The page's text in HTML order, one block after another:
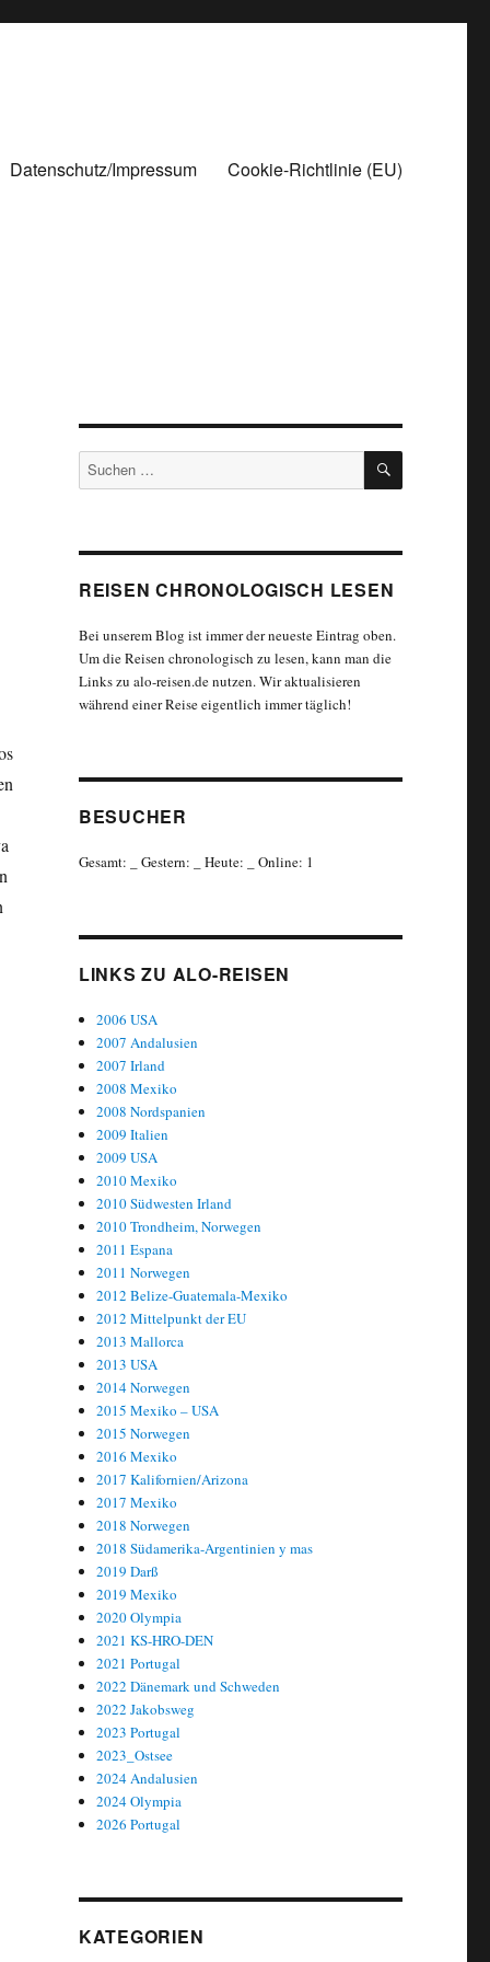
Datenschutz/Impressum Cookie-Richtlinie (EU)
Suchen
nach:
SUCHEN
REISEN CHRONOLOGISCH LESEN
Bei unserem Blog ist immer der neueste Eintrag oben.
Um die Reisen chronologisch zu lesen, kann man die
Links zu alo-reisen.de nutzen. Wir aktualisieren
während einer Reise eigentlich immer täglich!
BESUCHER
Gesamt: Gestern: Heute: Online: 1
LINKS ZU ALO-REISEN
2006 USA
2007 Andalusien
2007 Irland
2008 Mexiko
2008 Nordspanien
2009 Italien
2009 USA
2010 Mexiko
2010 Südwesten Irland
2010 Trondheim, Norwegen
2011 Espana
2011 Norwegen
2012 Belize-Guatemala-Mexiko
2012 Mittelpunkt der EU
2013 Mallorca
2013 USA
2014 Norwegen
2015 Mexiko – USA
2015 Norwegen
2016 Mexiko
2017 Kalifornien/Arizona
2017 Mexiko
2018 Norwegen
2018 Südamerika-Argentinien y mas
2019 Darß
2019 Mexiko
2020 Olympia
2021 KS-HRO-DEN
2021 Portugal
2022 Dänemark und Schweden
2022 Jakobsweg
2023 Portugal
2023_Ostsee
2024 Andalusien
2024 Olympia
2026 Portugal
KATEGORIEN